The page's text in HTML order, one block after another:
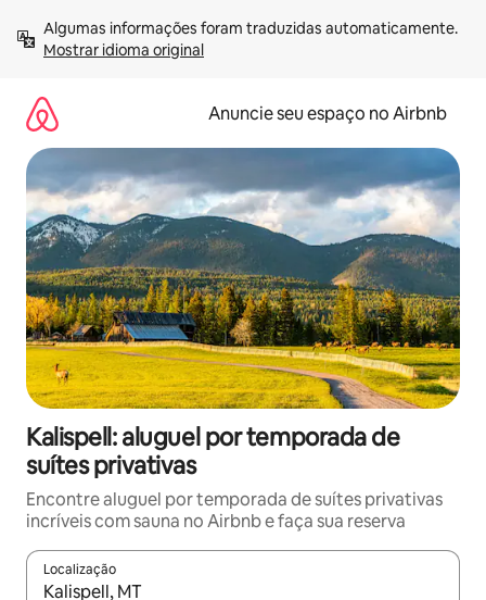
para
Mostrar idioma original
Anuncie seu espaço no Airbnb
Kalispell: aluguel por temporada de
suítes privativas
Encontre aluguel por temporada de suítes privativas
incríveis com sauna no Airbnb e faça sua reserva
Localização
Quando os resultados estiverem disponíveis, explore-os